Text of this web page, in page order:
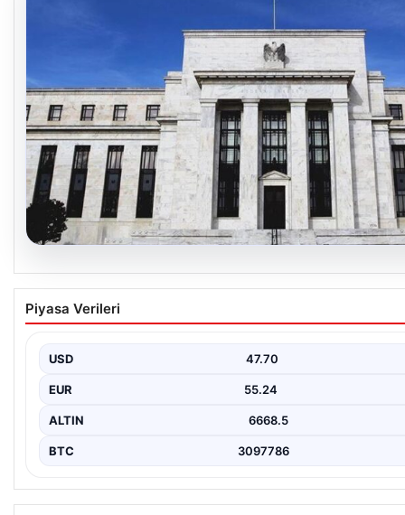
Fed faizi sabit tuttu
Piyasa Verileri
USD 47.70
EUR 55.24
ALTIN 6668.5
BTC 3097786